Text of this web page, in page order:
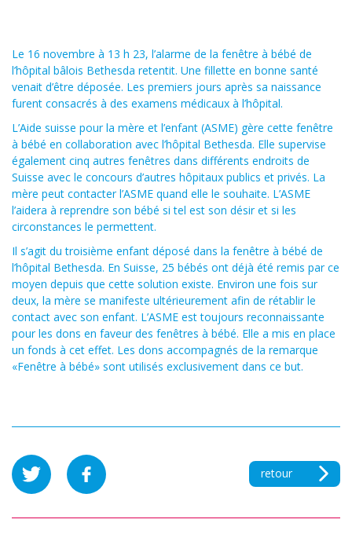
Le 16 novembre à 13 h 23, l’alarme de la fenêtre à bébé de
l’hôpital bâlois Bethesda retentit. Une fillette en bonne santé
venait d’être déposée. Les premiers jours après sa naissance
furent consacrés à des examens médicaux à l’hôpital.
L’Aide suisse pour la mère et l’enfant (ASME) gère cette fenêtre
à bébé en collaboration avec l’hôpital Bethesda. Elle supervise
également cinq autres fenêtres dans différents endroits de
Suisse avec le concours d’autres hôpitaux publics et privés. La
mère peut contacter l’ASME quand elle le souhaite. L’ASME
l’aidera à reprendre son bébé si tel est son désir et si les
circonstances le permettent.
Il s’agit du troisième enfant déposé dans la fenêtre à bébé de
l’hôpital Bethesda. En Suisse, 25 bébés ont déjà été remis par ce
moyen depuis que cette solution existe. Environ une fois sur
deux, la mère se manifeste ultérieurement afin de rétablir le
contact avec son enfant. L’ASME est toujours reconnaissante
pour les dons en faveur des fenêtres à bébé. Elle a mis en place
un fonds à cet effet. Les dons accompagnés de la remarque
«Fenêtre à bébé» sont utilisés exclusivement dans ce but.
retour